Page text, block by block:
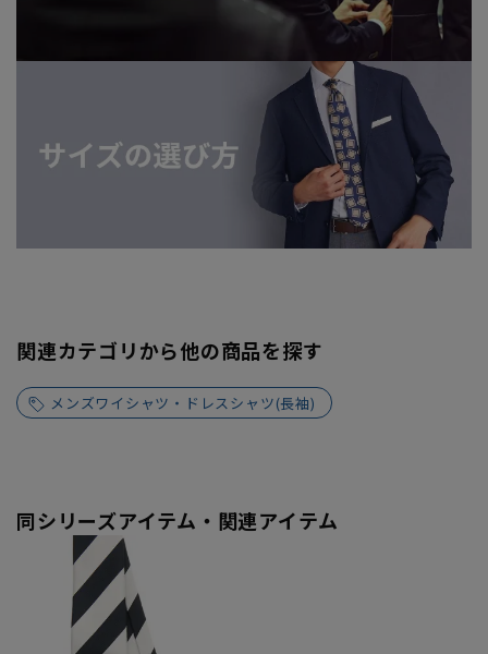
関連カテゴリから他の商品を探す
メンズワイシャツ・ドレスシャツ(長袖)
同シリーズアイテム・関連アイテム